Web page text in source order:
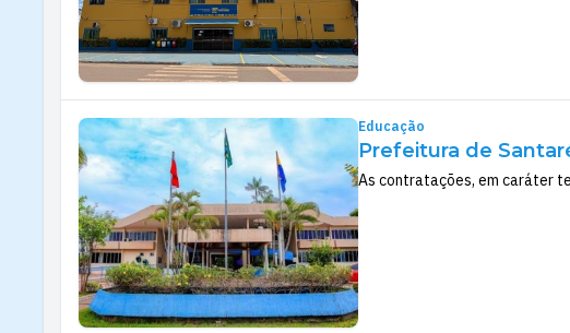
Educação
Prefeitura de
As contratações, em caráter